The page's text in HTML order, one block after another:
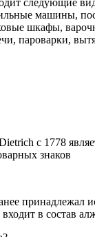
следующие
машины,
шкафы,
пароварки,
с 1778
знаков
принадлежал
входит в состав